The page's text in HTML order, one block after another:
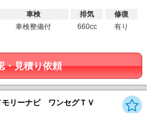
車検
車検整備付
排気
660cc
修復
有り
・見積り依頼
リーナビ ワンセグＴＶ